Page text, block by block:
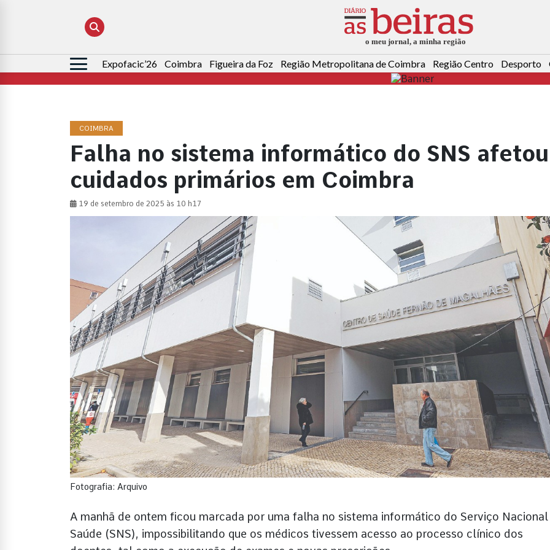
Pesquisar
por:
Expofacic’26 Coimbra Figueira da Foz Região Metropolitana de Coimbra Região Centro Desporto
COIMBRA
Falha no sistema informático do SNS afetou
cuidados primários em Coimbra
19 de setembro de 2025 às 10 h17
Fotografia: Arquivo
A manhã de ontem ficou marcada por uma falha no sistema informático do Serviço
Saúde (SNS), impossibilitando que os médicos tivessem acesso ao processo clínico dos